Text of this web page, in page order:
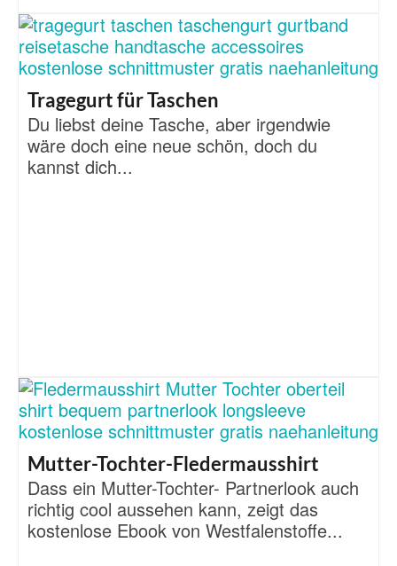
Tragegurt für Taschen
Du liebst deine Tasche, aber irgendwie
wäre doch eine neue schön, doch du
kannst dich...
Mutter-Tochter-Fledermausshirt
Dass ein Mutter-Tochter- Partnerlook auch
richtig cool aussehen kann, zeigt das
kostenlose Ebook von Westfalenstoffe...